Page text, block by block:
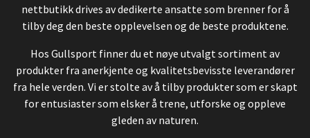
nettbutikk drives av dedikerte ansatte som brenner for å
tilby deg den beste opplevelsen og de beste produktene.
Hos Gullsport finner du et nøye utvalgt sortiment av
produkter fra anerkjente og kvalitetsbevisste leverandører
fra hele verden. Vi er stolte av å tilby produkter som er skapt
for entusiaster som elsker å trene, utforske og oppleve
gleden av naturen.